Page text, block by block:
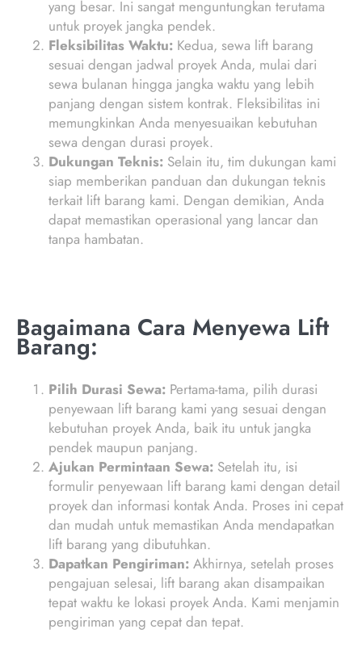
yang besar. Ini sangat menguntungkan terutama
untuk proyek jangka pendek.
Fleksibilitas Waktu: Kedua, sewa lift barang
sesuai dengan jadwal proyek Anda, mulai dari
sewa bulanan hingga jangka waktu yang lebih
panjang dengan sistem kontrak. Fleksibilitas ini
memungkinkan Anda menyesuaikan kebutuhan
sewa dengan durasi proyek.
Dukungan Teknis: Selain itu, tim dukungan kami
siap memberikan panduan dan dukungan teknis
terkait lift barang kami. Dengan demikian, Anda
dapat memastikan operasional yang lancar dan
tanpa hambatan.
Bagaimana Cara Menyewa Lift
Barang:
Pilih Durasi Sewa: Pertama-tama, pilih durasi
penyewaan lift barang kami yang sesuai dengan
kebutuhan proyek Anda, baik itu untuk jangka
pendek maupun panjang.
Ajukan Permintaan Sewa: Setelah itu, isi
formulir penyewaan lift barang kami dengan detail
proyek dan informasi kontak Anda. Proses ini cepat
dan mudah untuk memastikan Anda mendapatkan
lift barang yang dibutuhkan.
Dapatkan Pengiriman: Akhirnya, setelah proses
pengajuan selesai, lift barang akan disampaikan
tepat waktu ke lokasi proyek Anda. Kami menjamin
pengiriman yang cepat dan tepat.